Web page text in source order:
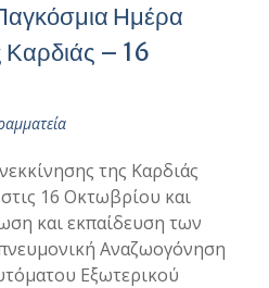
Ημέρα
Καρδιάς – 16
της Καρδιάς
16 Οκτωβρίου και
και εκπαίδευση των
Αναζωογόνηση
Εξωτερικού